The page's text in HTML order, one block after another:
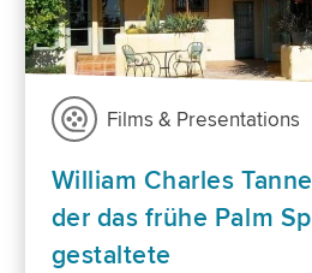
Films & Presentations
William Charles
der das frühe Palm
gestaltete